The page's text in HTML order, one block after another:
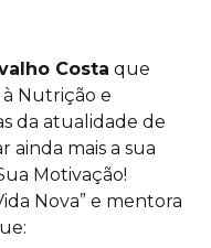
Costa que
Nutrição e
da atualidade de
mais a sua
Motivação!
Nova” e mentora